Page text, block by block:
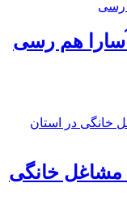
هم رسی
مشاغل خانگی